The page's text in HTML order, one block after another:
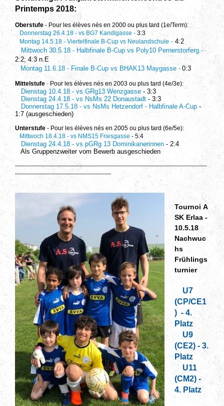
Printemps 2018:
Oberstufe - Pour les élèves nés en 2000 ou plus tard (1e/Term):
Donnerstag 26.4.18 - vs BG7 Kandlgasse - 3:3
Montag 14.5.18 - Viertelfinale B-Cup vs Neulandschule - 4:2
Mittwoch 30.5.18 - Halbfinale B-Cup vs Poly10 Pernerstorferg.-
2:2; 4:3 n.E
Montag 11.6.18 - Finale B-Cup vs BHAK13 Maygasse - 0:3
Mittelstufe - Pour les élèves nés en 2003 ou plus tard (4e/3e):
Dienstag 10.4.18 - vs GRg13 Wenzgasse - 3:3
Dienstag 24.4.18 - vs NsMs 22 Donaustadt - 3:3
Donnerstag 17.5.18 - vs NsMs Hetzendorf - Halbfinale A-Cup -
1:7 (ausgeschieden)
Unterstufe - Pour les élèves nés en 2005 ou plus tard (6e/5e):
Mittwoch 18.4.18 - vs NMS15 Friesgasse- 5:4
Dienstag 24.4.18 - vs pGRg 13 Dominikanerinnen- 2:4
Als Gruppenzweiter vom Bewerb ausgeschieden
------------------------------------------------------------------------------------------------
------------------------------------------------
TournoiA
SK Erlaa -
10.5.18
Nachwuc
hs
Frühlings
turnier
U7
(CP/CE1
) - 4.
Platz
U9
(CE2) - 3.
Platz
U11
(CM2) -
4. Platz